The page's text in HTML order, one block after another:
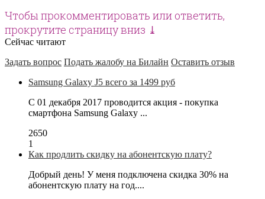
Чтобы прокомментировать или ответить,
прокрутите страницу вниз ⤓
Сейчас читают
Задать вопрос Подать жалобу на Билайн Оставить отзыв
Samsung Galaxy J5 всего за 1499 руб
С 01 декабря 2017 проводится акция - покупка
смартфона Samsung Galaxy ...
2650
1
Как продлить скидку на абонентскую плату?
Добрый день! У меня подключена скидка 30% на
абонентскую плату на год....